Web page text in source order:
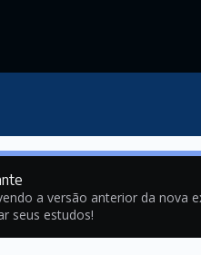
a versão anterior da nova
seus estudos!